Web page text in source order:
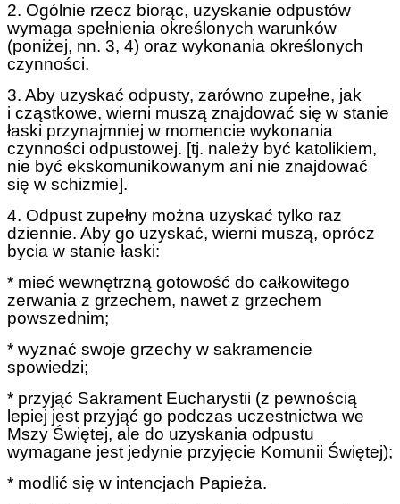
2. Ogólnie rzecz biorąc, uzyskanie odpustów
wymaga spełnienia określonych warunków
(poniżej, nn. 3, 4) oraz wykonania określonych
czynności.
3. Aby uzyskać odpusty, zarówno zupełne, jak
i cząstkowe, wierni muszą znajdować się w stanie
łaski przynajmniej w momencie wykonania
czynności odpustowej. [tj. należy być katolikiem,
nie być ekskomunikowanym ani nie znajdować
się w schizmie].
4. Odpust zupełny można uzyskać tylko raz
dziennie. Aby go uzyskać, wierni muszą, oprócz
bycia w stanie łaski:
* mieć wewnętrzną gotowość do całkowitego
zerwania z grzechem, nawet z grzechem
powszednim;
* wyznać swoje grzechy w sakramencie
spowiedzi;
* przyjąć Sakrament Eucharystii (z pewnością
lepiej jest przyjąć go podczas uczestnictwa we
Mszy Świętej, ale do uzyskania odpustu
wymagane jest jedynie przyjęcie Komunii Świętej);
* modlić się w intencjach Papieża.